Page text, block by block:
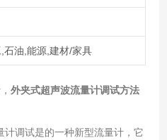
石油,能源,建材/家具
外夹式超声波流量计调试方法
调试是的一种新型流量计，它